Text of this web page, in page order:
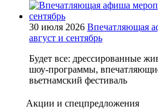
30 июля 2026 Впечатляющая
август и сентябрь
Будет все: дрессированные
шоу-программы,
вьетнамский фестиваль
Акции и спецпредложения